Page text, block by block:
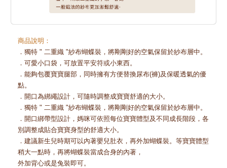
商品說明：
．獨特 " 二重織 "紗布蝴蝶裝，將剛剛好的空氣保留於紗布層中。
．可愛小口袋，可放置平安符或小東西。
．能夠包覆寶寶腿部，同時擁有方便替換尿布(褲)及保暖透氣的優
點。
．開口為綁繩設計，可隨時調整成寶寶舒適的大小。
．獨特 " 二重織 "紗布蝴蝶裝，將剛剛好的空氣保留於紗布層中。
．開口綁帶型設計，媽咪可依照每位寶寶體型及不同成長階段，各
別調整成貼合寶寶身型的舒適大小。
．建議新生兒時期可以內著嬰兒肚衣，再外加蝴蝶裝。等寶寶體型
稍大一點時，再將蝴蝶裝當成合身的內著，
外加背心或是兔裝即可。